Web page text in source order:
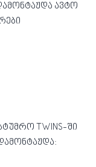
ავტო
TWINS-ში